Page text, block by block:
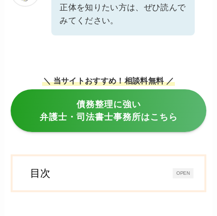
正体を知りたい方は、ぜひ読んで
みてください。
＼ 当サイトおすすめ！相談料無料 ／
債務整理に強い
弁護士・司法書士事務所はこちら
OPEN
目次